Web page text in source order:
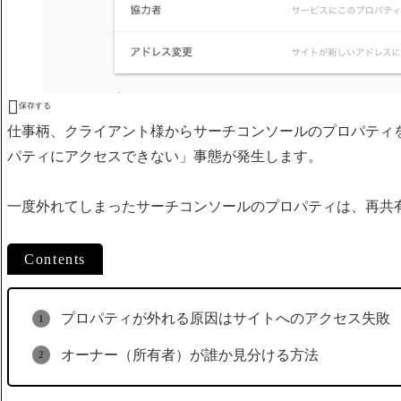
 保存する
仕事柄、クライアント様からサーチコンソールのプロパテ
パティにアクセスできない」事態が発生します。
一度外れてしまったサーチコンソールのプロパティは、再
Contents
プロパティが外れる原因はサイトへのアクセス失敗
オーナー（所有者）が誰か見分ける方法